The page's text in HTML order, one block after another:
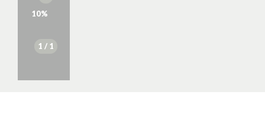
10%
1 / 1